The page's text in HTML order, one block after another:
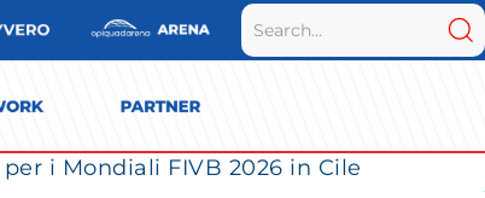
i Mondiali FIVB 2026 in Cile